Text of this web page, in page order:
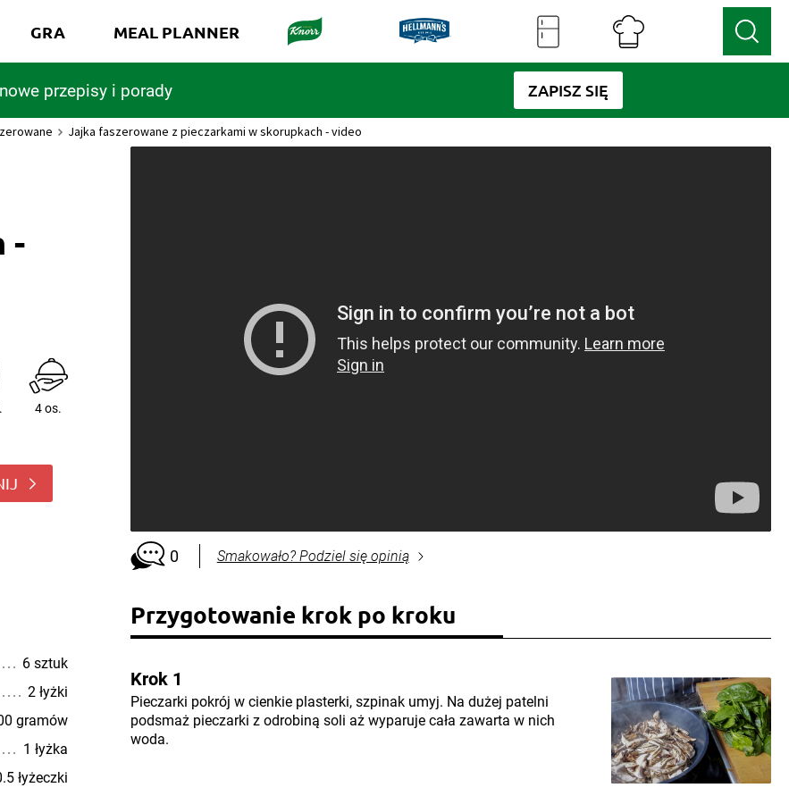
przepisy i porady ZAPISZ SIĘ
GRA MEAL PLANNER
Jajka faszerowane z pieczarkami w skorupkach - video
-
4 os.
0 Smakowało? Podziel się opinią
6 sztuk
2 łyżki
gramów
1 łyżka
łyżeczki
Przygotowanie krok po kroku
Krok 1
Pieczarki pokrój w cienkie plasterki, szpinak umyj. Na dużej patelni
podsmaż pieczarki z odrobiną soli aż wyparuje cała zawarta w nich
woda.